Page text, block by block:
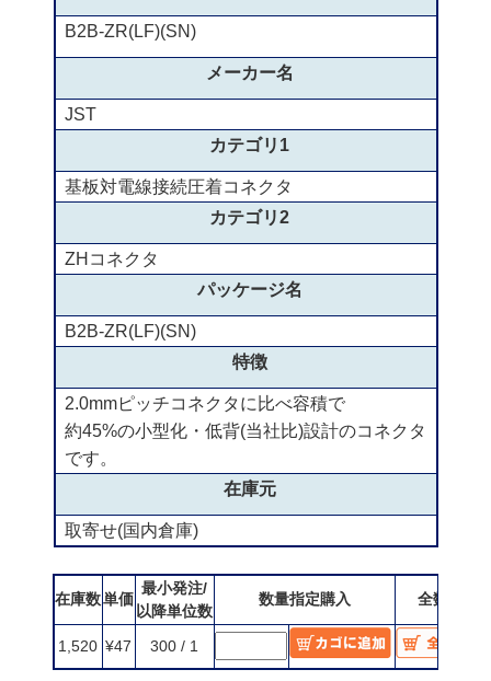
B2B-ZR(LF)(SN)
メーカー名
JST
カテゴリ1
基板対電線接続圧着コネクタ
カテゴリ2
ZHコネクタ
パッケージ名
B2B-ZR(LF)(SN)
特徴
2.0mmピッチコネクタに比べ容積で
約45%の小型化・低背(当社比)設計のコネクタ
です。
在庫元
取寄せ(国内倉庫)
在庫数単価
最小発注/
以降単位数
数量指定購入 全数購入
1,520 ¥47 300 / 1